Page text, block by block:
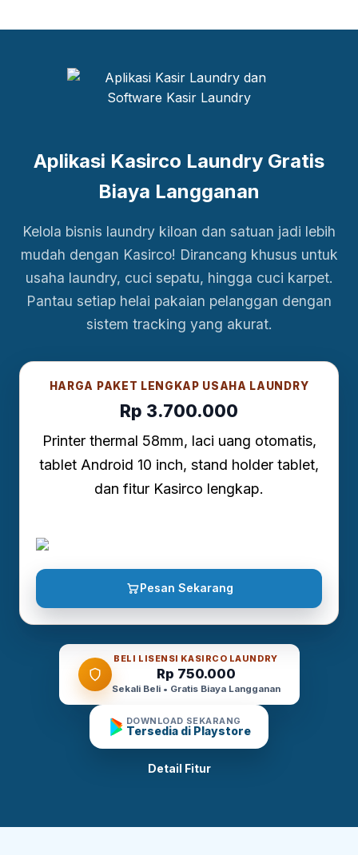
Aplikasi Kasirco Laundry Gratis
Biaya Langganan
Kelola bisnis laundry kiloan dan satuan jadi lebih
mudah dengan Kasirco! Dirancang khusus untuk
usaha laundry, cuci sepatu, hingga cuci karpet.
Pantau setiap helai pakaian pelanggan dengan
sistem tracking yang akurat.
HARGA PAKET LENGKAP USAHA LAUNDRY
Rp 3.700.000
Printer thermal 58mm, laci uang otomatis,
tablet Android 10 inch, stand holder tablet,
dan fitur Kasirco lengkap.
Pesan Sekarang
BELI LISENSI KASIRCO LAUNDRY
Rp 750.000
Sekali Beli • Gratis Biaya Langganan
DOWNLOAD SEKARANG
Tersedia di Playstore
Detail Fitur